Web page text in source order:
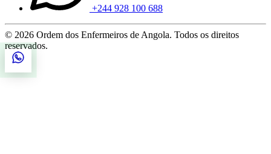
+244 928 100 688
© 2026 Ordem dos Enfermeiros de Angola. Todos os direitos
reservados.